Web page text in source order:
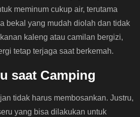
meminum cukup air, terutama
bekal yang mudah diolah dan tidak
kaleng atau camilan bergizi,
tetap terjaga saat berkemah.
saat Camping
tidak harus membosankan. Justru,
yang bisa dilakukan untuk